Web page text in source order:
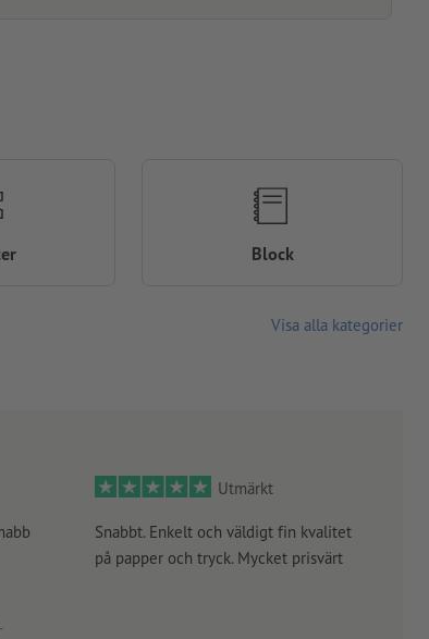
Utmärkt
Snabbt. Enkelt och väldigt fin kvalitet
på papper och tryck. Mycket prisvärt
Block
Visa alla kategorier